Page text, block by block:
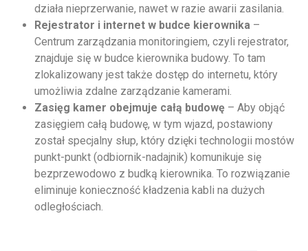
działa nieprzerwanie, nawet w razie awarii zasilania.
Rejestrator i internet w budce kierownika –
Centrum zarządzania monitoringiem, czyli rejestrator,
znajduje się w budce kierownika budowy. To tam
zlokalizowany jest także dostęp do internetu, który
umożliwia zdalne zarządzanie kamerami.
Zasięg kamer obejmuje całą budowę – Aby objąć
zasięgiem całą budowę, w tym wjazd, postawiony
został specjalny słup, który dzięki technologii mostów
punkt-punkt (odbiornik-nadajnik) komunikuje się
bezprzewodowo z budką kierownika. To rozwiązanie
eliminuje konieczność kładzenia kabli na dużych
odległościach.